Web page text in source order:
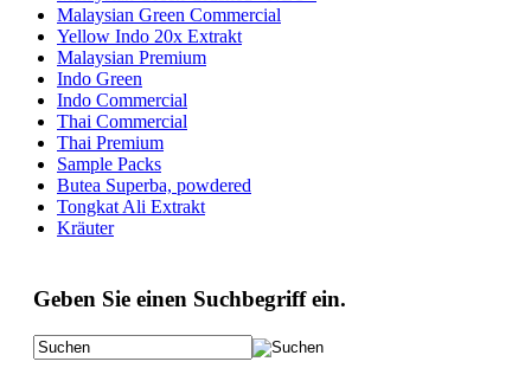
Malaysian Green Commercial
Yellow Indo 20x Extrakt
Malaysian Premium
Indo Green
Indo Commercial
Thai Commercial
Thai Premium
Sample Packs
Butea Superba, powdered
Tongkat Ali Extrakt
Kräuter
Geben Sie einen Suchbegriff ein.